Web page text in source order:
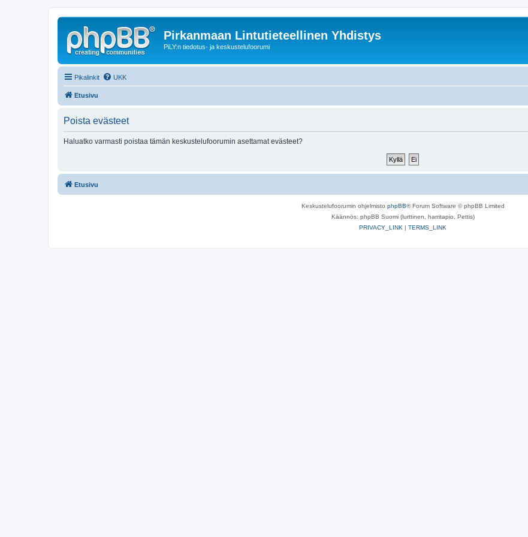
Pirkanmaan Lintutieteellinen Yhdistys
PiLY:n tiedotus- ja keskustelufoorumi
Pikalinkit UKK
Etusivu
Poista evästeet
Haluatko varmasti poistaa tämän keskustelufoorumin asettamat evästeet?
Etusivu
Keskustelufoorumin ohjelmisto phpBB® Forum Software © phpBB Limited
Käännös: phpBB Suomi (lurttinen, harritapio, Pettis)
PRIVACY_LINK | TERMS_LINK